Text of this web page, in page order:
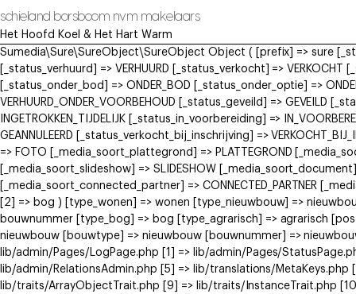
schieland borsboom nvm makelaars
Het Hoofd Koel & Het Hart Warm
Sumedia\Sure\SureObject\SureObject Object ( [prefix] => sure
[_status_verhuurd] => VERHUURD [_status_verkocht] =>
[_status_onder_bod] => ONDER_BOD [_status_onder_optie] =>
VERHUURD_ONDER_VOORBEHOUD [_status_geveild] => GEVEILD
INGETROKKEN_TIJDELIJK [_status_in_voorbereiding] =>
GEANNULEERD [_status_verkocht_bij_inschrijving] =>
=> FOTO [_media_soort_plattegrond] => PLATTEGROND
[_media_soort_slideshow] => SLIDESHOW
[_media_soort_connected_partner] => CONNECTED_PARTNER
[2] => bog ) [type_wonen] => wonen [type_nieuwbouw] =>
bouwnummer [type_bog] => bog [type_agrarisch] => agrarisch
nieuwbouw [bouwtype] => nieuwbouw [bouwnummer] =>
lib/admin/Pages/LogPage.php [1] => lib/admin/Pages/
lib/admin/RelationsAdmin.php [5] => lib/translations/
lib/traits/ArrayObjectTrait.php [9] => lib/traits/InstanceTrait.php